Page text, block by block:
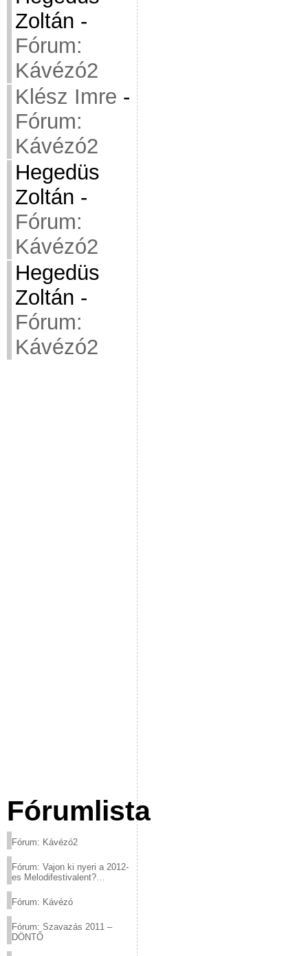
Zoltán -
Fórum:
Kávézó2
Klész Imre -
Fórum:
Kávézó2
Hegedüs
Zoltán -
Fórum:
Kávézó2
Hegedüs
Zoltán -
Fórum:
Kávézó2
Fórumlista
Fórum: Kávézó2
Fórum: Vajon ki nyeri a 2012-
es Melodifestivalent?
Fórum: Kávézó
Fórum: Szavazás 2011 –
DÖNTŐ